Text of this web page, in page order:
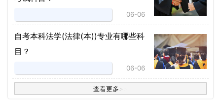
06-06
​自考本科法学(法律(本))专业有哪些科
目？
06-06
查看更多>